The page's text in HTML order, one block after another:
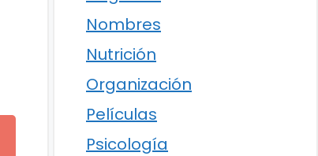
Nombres
Nutrición
Organización
Películas
Psicología